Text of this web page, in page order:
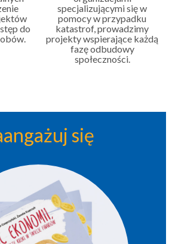
do
specjalizującymi się w
pomocy w przypadku
katastrof, prowadzimy
projekty wspierające każdą
fazę odbudowy
społeczności.
się